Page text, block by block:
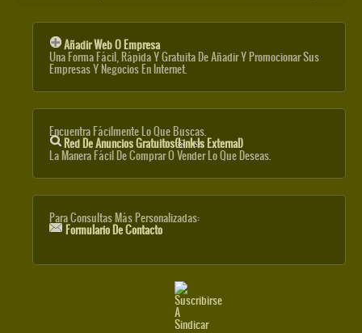
Añadir Web O Empresa
Una Forma Fácil, Rápida Y Gratuita De Añadir Y Promocionar Sus
Empresas Y Negocios En Internet.
Encuentra Fácilmente Lo Que Buscas.
Red De Anuncios Gratuitos(link Is External)
La Manera Fácil De Comprar O Vender Lo Que Deseas.
Para Consultas Más Personalizadas:
Formulario De Contacto